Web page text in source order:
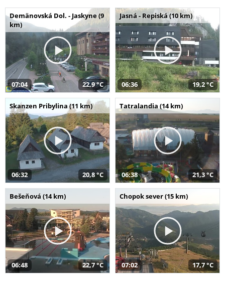
Demänovská Dol. - Jaskyne (9
km)
07:04 22,9 °C
Jasná - Repiská (10 km)
06:36 19,2 °C
Skanzen Pribylina (11 km)
06:32 20,8 °C
Tatralandia (14 km)
06:38 21,3 °C
Bešeňová (14 km)
06:48 22,7 °C
Chopok sever (15 km)
07:02 17,7 °C